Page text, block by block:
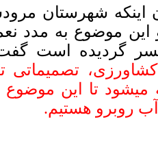
اینکه شهرستان
موضوع به مدد
گردیده است
تصمیماتی
تا این موضوع
آب روبرو هستیم.